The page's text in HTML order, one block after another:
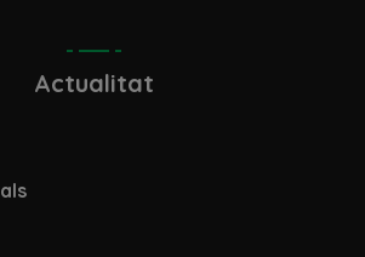
Actualitat